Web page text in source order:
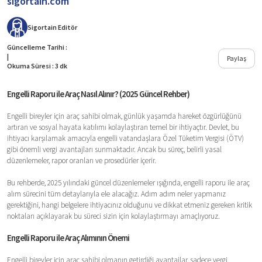
Sigortain Editör
Güncelleme Tarihi :
|
Okuma Süresi : 3 dk
Paylaş
Engelli Raporu ile Araç Nasıl Alınır? (2025 Güncel Rehber)
Engelli bireyler için araç sahibi olmak, günlük yaşamda hareket özgürlüğünü
artıran ve sosyal hayata katılımı kolaylaştıran temel bir ihtiyaçtır. Devlet, bu
ihtiyacı karşılamak amacıyla engelli vatandaşlara Özel Tüketim Vergisi (ÖTV)
gibi önemli vergi avantajları sunmaktadır. Ancak bu süreç, belirli yasal
düzenlemeler, rapor oranları ve prosedürler içerir.
Bu rehberde, 2025 yılındaki güncel düzenlemeler ışığında, engelli raporu ile araç
alım sürecini tüm detaylarıyla ele alacağız. Adım adım neler yapmanız
gerektiğini, hangi belgelere ihtiyacınız olduğunu ve dikkat etmeniz gereken kritik
noktaları açıklayarak bu süreci sizin için kolaylaştırmayı amaçlıyoruz.
Engelli Raporu ile Araç Alımının Önemi
Engelli bireyler için araç sahibi olmanın getirdiği avantajlar, sadece vergi